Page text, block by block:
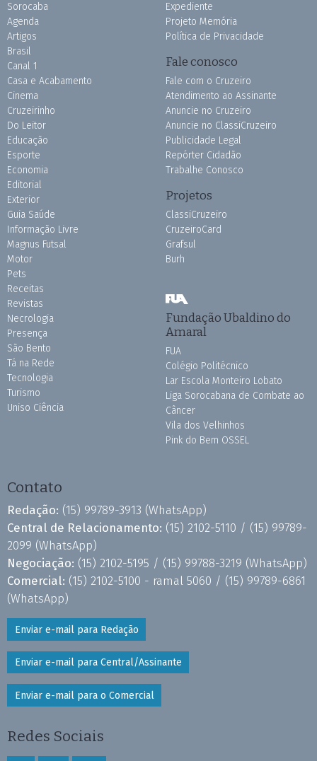
Sorocaba
Agenda
Artigos
Brasil
Canal 1
Casa e Acabamento
Cinema
Cruzeirinho
Do Leitor
Educação
Esporte
Economia
Editorial
Exterior
Guia Saúde
Informação Livre
Magnus Futsal
Motor
Pets
Receitas
Revistas
Necrologia
Presença
São Bento
Tá na Rede
Tecnologia
Turismo
Uniso Ciência
Expediente
Projeto Memória
Política de Privacidade
Fale conosco
Fale com o Cruzeiro
Atendimento ao Assinante
Anuncie no Cruzeiro
Anuncie no ClassiCruzeiro
Publicidade Legal
Repórter Cidadão
Trabalhe Conosco
Projetos
ClassiCruzeiro
CruzeiroCard
Grafsul
Burh
Fundação Ubaldino do
Amaral
FUA
Colégio Politécnico
Lar Escola Monteiro Lobato
Liga Sorocabana de Combate ao
Câncer
Vila dos Velhinhos
Pink do Bem OSSEL
Contato
Redação: (15) 99789-3913 (WhatsApp)
Central de Relacionamento: (15) 2102-5110 / (15) 99789-
2099 (WhatsApp)
Negociação: (15) 2102-5195 / (15) 99788-3219 (WhatsApp)
Comercial: (15) 2102-5100 - ramal 5060 / (15) 99789-6861
(WhatsApp)
Enviar e-mail para Redação
Enviar e-mail para Central/Assinante
Enviar e-mail para o Comercial
Redes Sociais